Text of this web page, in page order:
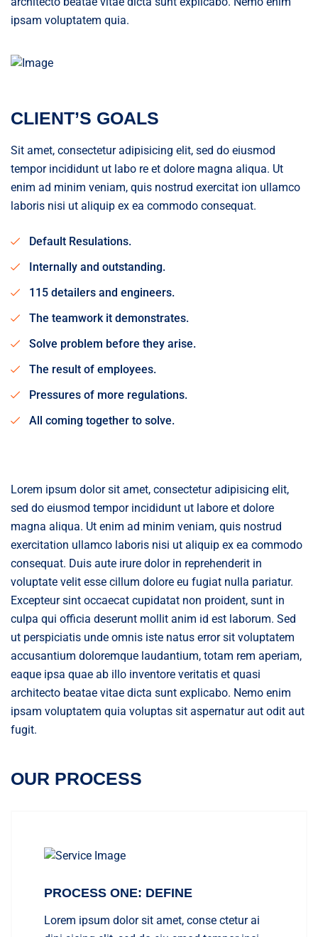
ipsam voluptatem quia.
CLIENT’S GOALS
Sit amet, consectetur adipisicing elit, sed do eiusmod
tempor incididunt ut labo re et dolore magna aliqua. Ut
enim ad minim veniam, quis nostrud exercitat ion ullamco
laboris nisi ut aliquip ex ea commodo consequat.
Default Resulations.
Internally and outstanding.
115 detailers and engineers.
The teamwork it demonstrates.
Solve problem before they arise.
The result of employees.
Pressures of more regulations.
All coming together to solve.
Lorem ipsum dolor sit amet, consectetur adipisicing elit,
sed do eiusmod tempor incididunt ut labore et dolore
magna aliqua. Ut enim ad minim veniam, quis nostrud
exercitation ullamco laboris nisi ut aliquip ex ea commodo
consequat. Duis aute irure dolor in reprehenderit in
voluptate velit esse cillum dolore eu fugiat nulla pariatur.
Excepteur sint occaecat cupidatat non proident, sunt in
culpa qui officia deserunt mollit anim id est laborum. Sed
ut perspiciatis unde omnis iste natus error sit voluptatem
accusantium doloremque laudantium, totam rem aperiam,
eaque ipsa quae ab illo inventore veritatis et quasi
architecto beatae vitae dicta sunt explicabo. Nemo enim
ipsam voluptatem quia voluptas sit aspernatur aut odit aut
fugit.
OUR PROCESS
PROCESS ONE: DEFINE
Lorem ipsum dolor sit amet, conse ctetur ai